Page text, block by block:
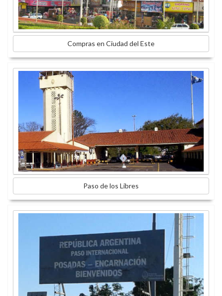
Compras en Ciudad del Este
Paso de los Libres